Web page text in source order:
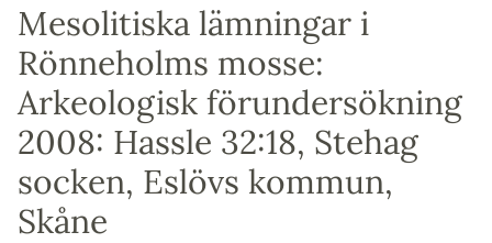
Mesolitiska lämningar i
Rönneholms mosse:
Arkeologisk förundersökning
2008: Hassle 32:18, Stehag
socken, Eslövs kommun,
Skåne